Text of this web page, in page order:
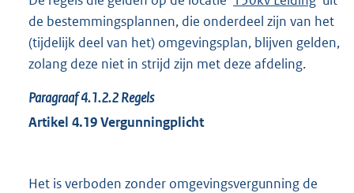
de bestemmingsplannen, die onderdeel zijn van het
(tijdelijk deel van het) omgevingsplan, blijven gelden,
zolang deze niet in strijd zijn met deze afdeling.
Paragraaf4.1.2.2Regels
Artikel 4.19Vergunningplicht
Het is verboden zonder omgevingsvergunning de